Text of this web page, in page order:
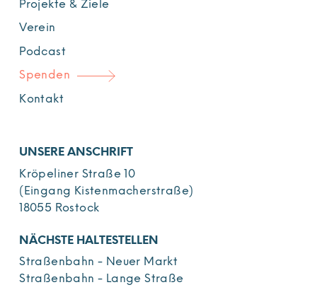
Projekte & Ziele
Verein
Podcast
Spenden
Kontakt
UNSERE ANSCHRIFT
Kröpeliner Straße 10
(Eingang Kistenmacherstraße)
18055 Rostock
NÄCHSTE HALTESTELLEN
Straßenbahn - Neuer Markt
Straßenbahn - Lange Straße